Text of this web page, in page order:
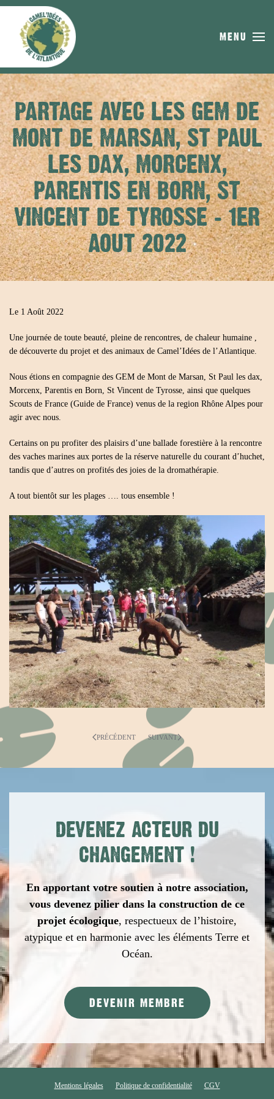
Skip to main content
MENU
PARTAGE AVEC LES GEM DE
MONT DE MARSAN, ST PAUL
LES DAX, MORCENX,
PARENTIS EN BORN, ST
VINCENT DE TYROSSE – 1ER
AOUT 2022
Le 1 Août 2022
Une journée de toute beauté, pleine de rencontres, de chaleur humaine ,
de découverte du projet et des animaux de Camel’Idées de l’Atlantique.
Nous étions en compagnie des GEM de Mont de Marsan, St Paul les dax,
Morcenx, Parentis en Born, St Vincent de Tyrosse, ainsi que quelques
Scouts de France (Guide de France) venus de la region Rhône Alpes pour
agir avec nous.
Certains on pu profiter des plaisirs d’une ballade forestière à la rencontre
des vaches marines aux portes de la réserve naturelle du courant d’huchet,
tandis que d’autres on profités des joies de la dromathérapie.
A tout bientôt sur les plages …. tous ensemble !
PRÉCÉDENT SUIVANT
DEVENEZ ACTEUR DU
CHANGEMENT !
En apportant votre soutien à notre association,
vous devenez pilier dans la construction de ce
projet écologique, respectueux de l’histoire,
atypique et en harmonie avec les éléments Terre et
Océan.
DEVENIR MEMBRE
Mentions légales Politique de confidentialité CGV